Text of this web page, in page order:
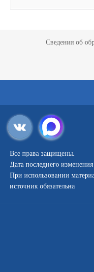
Сведения об
Все права защищены.
Дата последнего
При использовании
источник обязательна